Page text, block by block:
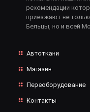
рекомендации
приезжают не
Бельцы, но и всей
Автоткани
Магазин
Переоборудование
Контакты